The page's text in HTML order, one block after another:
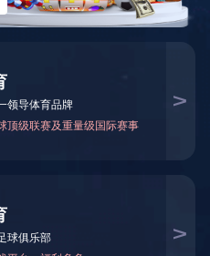
合管控
服务
物处理
测